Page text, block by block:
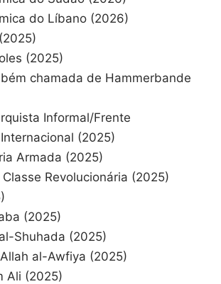
do Líbano (2026)
(2025)
chamada de Hammerbande
Informal/Frente
(2025)
Armada (2025)
Revolucionária (2025)
(2025)
Shuhada (2025)
al-Awfiya (2025)
Ali (2025)